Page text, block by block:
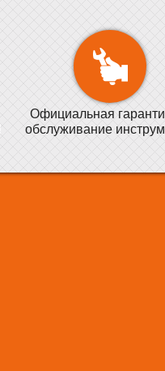
Официальная
обслуживание